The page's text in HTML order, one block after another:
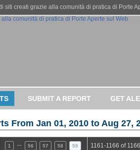
siti creati grazie alla comunità di pratica di Porte
SUBMIT A REPORT GET
From Jan 01, 2010 to Aug 27,
1 56 57 58 59 1161-1166 of